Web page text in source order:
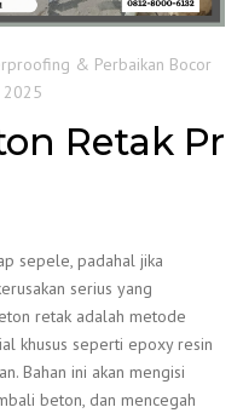
& Perbaikan Bocor
2025
Retak Pr
sepele, padahal jika
serius yang
retak adalah metode
khusus seperti epoxy resin
Bahan ini akan mengisi
beton, dan mencegah